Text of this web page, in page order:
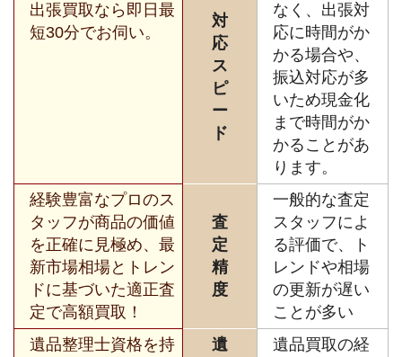
出張買取なら即日最
短30分でお伺い。
対
応
ス
ピ
ー
ド
なく、出張対
応に時間がか
かる場合や、
振込対応が多
いため現金化
まで時間がか
かることがあ
ります。
経験豊富なプロのス
タッフが商品の価値
を正確に見極め、最
新市場相場とトレン
ドに基づいた適正査
定で高額買取！
査
定
精
度
一般的な査定
スタッフによ
る評価で、ト
レンドや相場
の更新が遅い
ことが多い
遺品整理士資格を持
遺
遺品買取の経